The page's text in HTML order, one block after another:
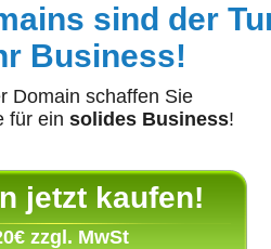
sind der
Business!
Domain schaffen Sie
für ein solides Business!
jetzt kaufen!
zzgl. MwSt